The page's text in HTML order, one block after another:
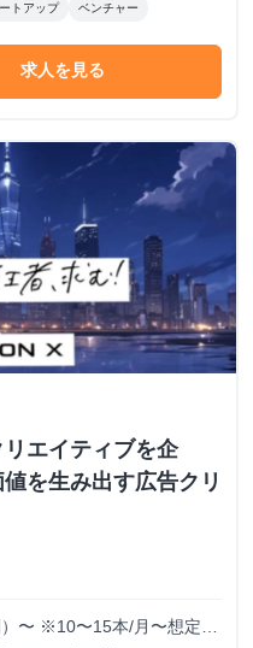
トアップ ベンチャー
求人を見る
リエイティブを企
を生み出す広告クリ
）〜 ※10〜15本/月〜想定